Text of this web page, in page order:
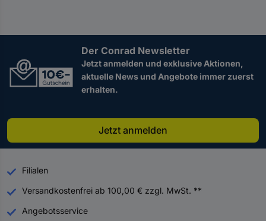
Der Conrad Newsletter
Jetzt anmelden und exklusive Aktionen,
aktuelle News und Angebote immer zuerst
erhalten.
Jetzt anmelden
Filialen
Versandkostenfrei ab 100,00 € zzgl. MwSt. **
Angebotsservice